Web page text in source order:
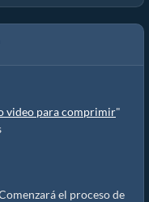
video para comprimir"
el proceso de